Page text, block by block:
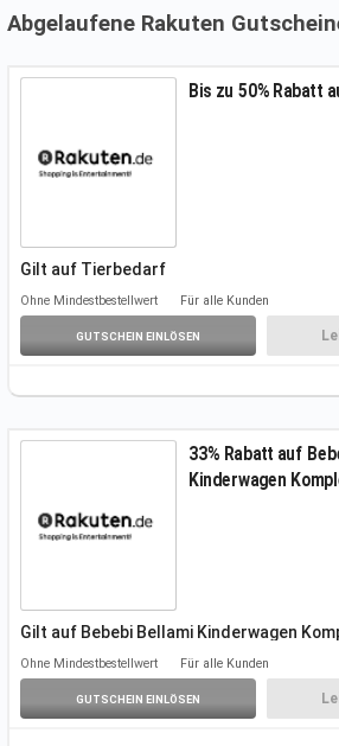
Abgelaufene Rakuten
Bis zu 50% Rabatt
Gilt auf Tierbedarf
WeitereInfos auf der Aktionsseite.
Einen Gutscheincode benötigt ihr nicht.
Ohne Mindestbestellwert Für alle Kunden
GUTSCHEIN EINLÖSEN
33% Rabatt auf
Kinderwagen
Gilt auf Bebebi Bellami Kinderwagen
Weitere Infos auf der Aktionsseite.
Einen Gutscheincode benötigt ihr nicht.
Ohne Mindestbestellwert Für alle Kunden
GUTSCHEIN EINLÖSEN